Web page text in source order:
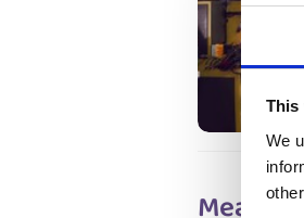
This
We
Meat